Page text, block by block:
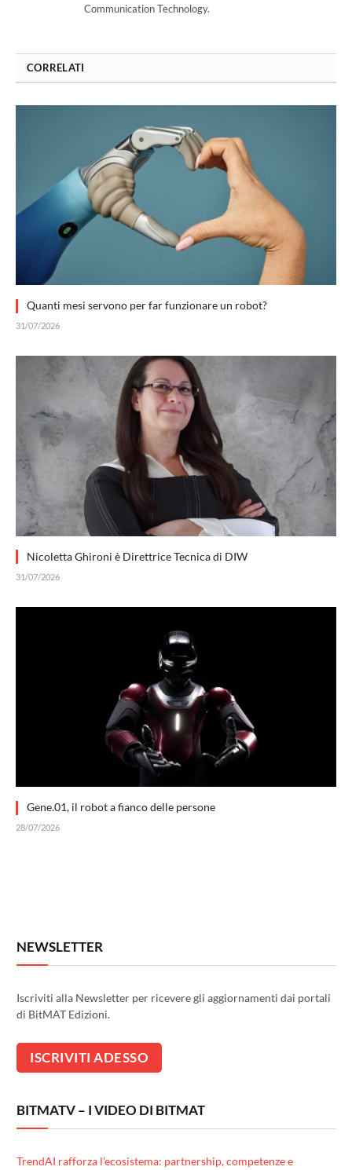
Communication Technology.
CORRELATI
Quanti mesi servono per far funzionare un robot?
31/07/2026
Nicoletta Ghironi è Direttrice Tecnica di DIW
31/07/2026
Gene.01, il robot a fianco delle persone
28/07/2026
NEWSLETTER
Iscriviti alla Newsletter per ricevere gli aggiornamenti dai portali
di BitMAT Edizioni.
BITMATV – I VIDEO DI BITMAT
TrendAI rafforza l’ecosistema: partnership, competenze e